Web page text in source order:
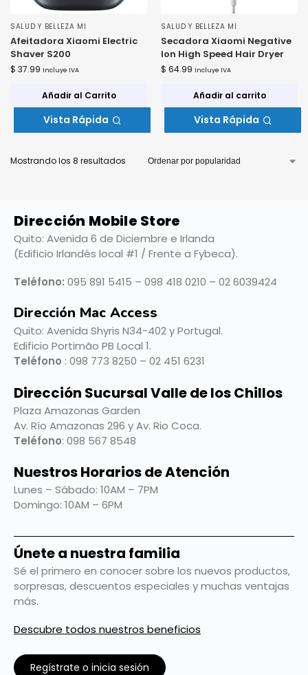
SALUD Y BELLEZA MI
Afeitadora Xiaomi Electric
Shaver S200
$ 37.99 Incluye IVA
Añadir al Carrito
Vista Rápida
SALUD Y BELLEZA MI
Secadora Xiaomi Negative
Ion High Speed Hair Dryer
$ 64.99 Incluye IVA
Añadir al carrito
Vista Rápida
Mostrando los 8 resultados
Dirección Mobile Store
Quito: Avenida 6 de Diciembre e Irlanda
(Edificio Irlandés local #1 / Frente a Fybeca).
Teléfono: 095 891 5415 – 098 418 0210 – 02 6039424
Dirección Mac Access
Quito: Avenida Shyris N34-402 y Portugal.
Edificio Portimão PB Local 1.
Teléfono : 098 773 8250 – 02 451 6231
Dirección Sucursal Valle de los Chillos
Plaza Amazonas Garden
Av. Río Amazonas 296 y Av. Rio Coca.
Teléfono: 098 567 8548
Nuestros Horarios de Atención
Lunes – Sábado: 10AM – 7PM
Domingo: 10AM – 6PM
Únete a nuestra familia
Sé el primero en conocer sobre los nuevos productos,
sorpresas, descuentos especiales y muchas ventajas
más.
Descubre todos nuestros beneficios
Regístrate o inicia sesión